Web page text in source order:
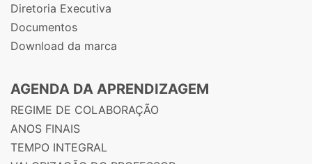
Diretoria Executiva
Documentos
Download da marca
AGENDA DA APRENDIZAGEM
REGIME DE COLABORAÇÃO
ANOS FINAIS
TEMPO INTEGRAL